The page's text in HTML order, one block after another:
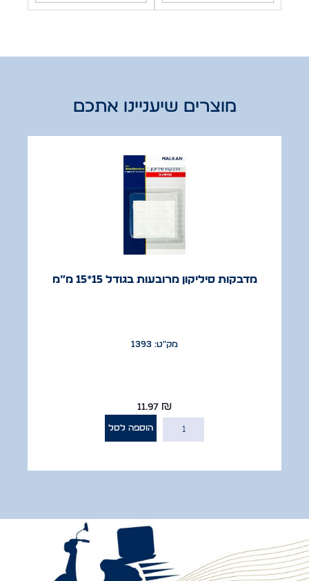
מוצרים שיעניינו אתכם
מדבקות סיליקון מרובעות בגודל 15*15 מ”מ
מק"ט: 1393
11.97₪
הוספה לסל